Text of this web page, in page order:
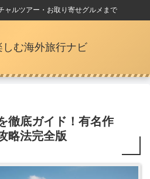
ャルツアー・お取り寄せグルメまで
む海外旅行ナビ
徹底ガイド！有名作
略法完全版